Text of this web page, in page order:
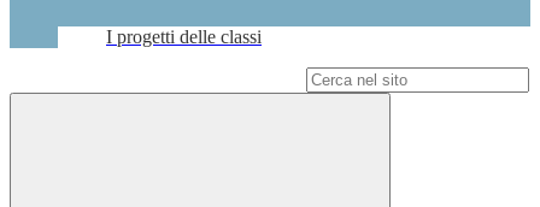
I progetti delle classi